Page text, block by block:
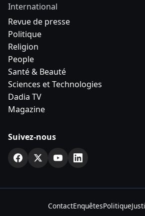
International
Revue de presse
Politique
Religion
People
Santé & Beauté
Sciences et Technologies
Dadia TV
Magazine
Suivez-nous
ContactEnquêtesPolitique